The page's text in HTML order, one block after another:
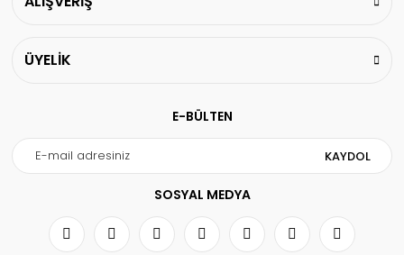
ÜYELİK
E-BÜLTEN
KAYDOL
SOSYAL MEDYA